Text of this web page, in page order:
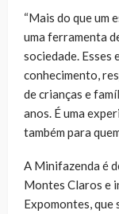
“Mais do que um
uma ferramenta
sociedade. Esses
conhecimento,
de crianças e
anos. É uma
também para
A Minifazenda é
Montes Claros e
Expomontes, que